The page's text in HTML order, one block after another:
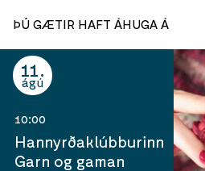
ÞÚ GÆTIR HAFT ÁHUGA Á
11
ágú
10:00
Hannyrðaklúbburinn
Garn og gaman